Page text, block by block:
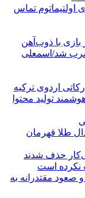
اولتیماتوم تماس
بازی با ذوب‌آهن
ضرب شد/اسمعلی
اردوی ترکیه
تولید محتوا
طلا قهرمان
نکرده است
صعود مقتدرانه به